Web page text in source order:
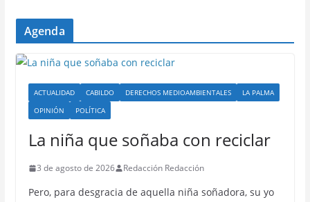
Agenda
ACTUALIDAD CABILDO DERECHOS MEDIOAMBIENTALES
LA PALMA
OPINIÓN
POLÍTICA
La niña que soñaba con reciclar
3 de agosto de 2026 Redacción Redacción
Pero, para desgracia de aquella niña soñadora, su yo